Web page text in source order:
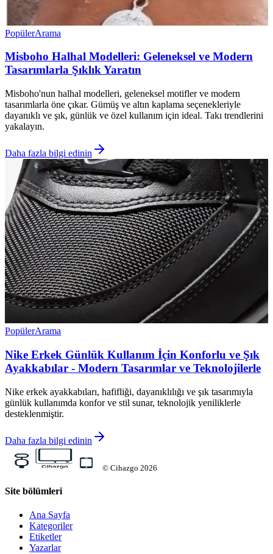
PopülerArama
Misboho Halhal Modelleri: Geleneksel ve Modern
Tasarımlarla Şıklık Yaratın
Misboho'nun halhal modelleri, geleneksel motifler ve modern
tasarımlarla öne çıkar. Gümüş ve altın kaplama seçenekleriyle
dayanıklı ve şık, günlük ve özel kullanım için ideal. Takı trendlerini
yakalayın.
Daha fazla bilgi edinin
PopülerArama
Nike Erkek Günlük Kullanım İçin Konforlu ve Şık
Ayakkabılar - Modern Tasarımlar ve Teknolojilerle
Nike erkek ayakkabıları, hafifliği, dayanıklılığı ve şık tasarımıyla
günlük kullanımda konfor ve stil sunar, teknolojik yeniliklerle
desteklenmiştir.
Daha fazla bilgi edinin
© Cihazgo 2026
Site bölümleri
Ana Sayfa
Kategoriler
Etiketler
Yazarlar